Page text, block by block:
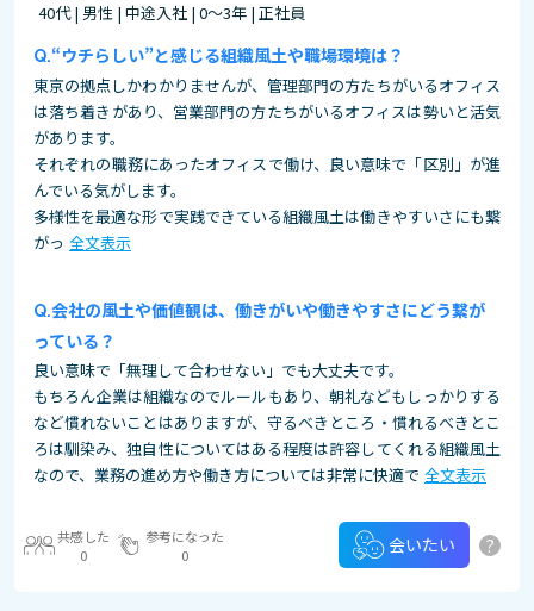
40代 | 男性 | 中途入社 | 0～3年 | 正社員
“ウチらしい”と感じる組織風土や職場環境は？
東京の拠点しかわかりませんが、管理部門の方たちがいるオフィス
は落ち着きがあり、営業部門の方たちがいるオフィスは勢いと活気
があります。
それぞれの職務にあったオフィスで働け、良い意味で「区別」が進
んでいる気がします。
多様性を最適な形で実践できている組織風土は働きやすいさにも繋
がっ 全文表示
会社の風土や価値観は、働きがいや働きやすさにどう繋が
っている？
良い意味で「無理して合わせない」でも大丈夫です。
もちろん企業は組織なのでルールもあり、朝礼などもしっかりする
など慣れないことはありますが、守るべきところ・慣れるべきとこ
ろは馴染み、独自性についてはある程度は許容してくれる組織風土
なので、業務の進め方や働き方については非常に快適で 全文表示
共感した
0
参考になった
0
会いたい ?